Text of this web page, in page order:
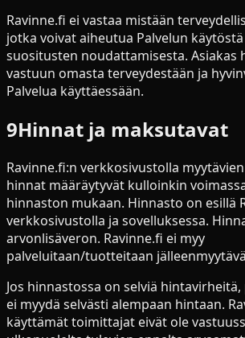
Ravinne.fi ei vastaa mistään
jotka voivat aiheutua Palvelun
suositusten noudattamisesta. Asiakas
vastuun omasta terveydestään ja
Palvelua käyttäessään.
9Hinnat ja maksutavat
Ravinne.fi:n verkkosivustolla
hinnat määräytyvät kulloinkin
hinnaston mukaan. Hinnasto on esillä
verkkosivustolla ja sovelluksessa.
arvonlisäveron. Ravinne.fi ei myy
palveluitaan/tuotteitaan
Jos hinnastossa on selviä
ei myydä selvästi alempaan hintaan.
käyttämät toimittajat eivät ole